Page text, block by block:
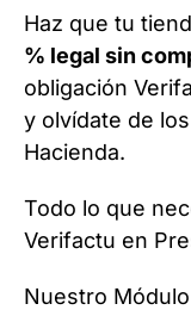
Haz que tu
% legal sin
obligación
y olvídate de
Hacienda.
Todo lo que
Verifactu en
Nuestro